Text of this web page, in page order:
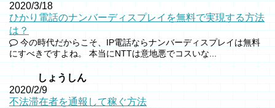
2020/3/18
ひかり電話のナンバーディスプレイを無料で実現する方法
は？
今の時代だからこそ、IP電話ならナンバーディスプレイは無料
にすべきですよね。 本当にNTTは意地悪でコスいな...
しょうしん
2020/2/9
不法滞在者を通報して稼ぐ方法